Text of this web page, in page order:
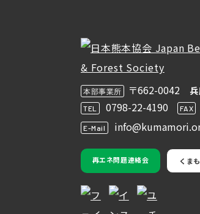
本部事業所 〒662-0042
TEL 0798-22-4190 FAX
E-Mail
再エネ問題連絡会 くま